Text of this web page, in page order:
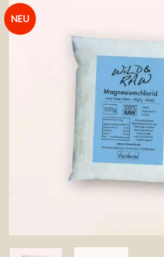
NEU